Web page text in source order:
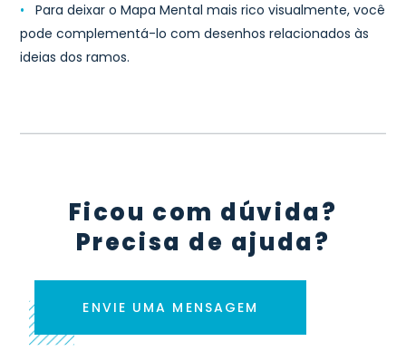
• Para deixar o Mapa Mental mais rico visualmente, você
pode complementá-lo com desenhos relacionados às
ideias dos ramos.
Ficou com dúvida?
Precisa de ajuda?
ENVIE UMA MENSAGEM